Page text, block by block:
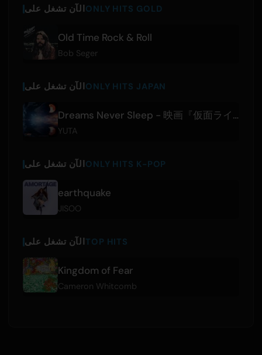
الآن تشغل علىONLY HITS GOLD
Old Time Rock & Roll
Bob Seger
الآن تشغل علىONLY HITS JAPAN
Dreams Never Sleep - 映画『仮面ライダーゼッツ さよならのミッション』主題歌
YUTA
الآن تشغل علىONLY HITS K-POP
earthquake
JISOO
الآن تشغل علىTOP HITS
Kingdom of Fear
Cameron Whitcomb